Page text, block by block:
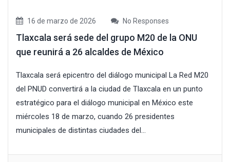
16 de marzo de 2026 No Responses
Tlaxcala será sede del grupo M20 de la ONU
que reunirá a 26 alcaldes de México
Tlaxcala será epicentro del diálogo municipal La Red M20
del PNUD convertirá a la ciudad de Tlaxcala en un punto
estratégico para el diálogo municipal en México este
miércoles 18 de marzo, cuando 26 presidentes
municipales de distintas ciudades del...